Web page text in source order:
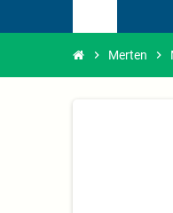
chevron_right Merten chevron_right